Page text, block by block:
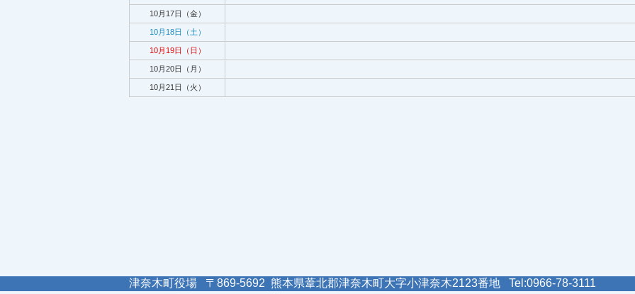
10月17日（金）
10月18日（土）
10月19日（日）
10月20日（月）
10月21日（火）
津奈木町役場 〒869-5692 熊本県葦北郡津奈木町大字小津奈木2123番地 Tel:0966-78-3111